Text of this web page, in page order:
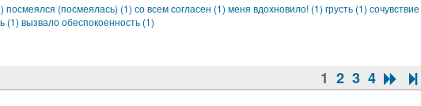
посмеялся (посмеялась) (1) со всем согласен (1) меня вдохновило! (1) грусть (1) сочувствие
(1) вызвало обеспокоенность (1)
1 2 3 4